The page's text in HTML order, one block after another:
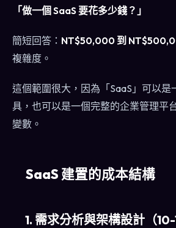
「做一個 SaaS 要花多少錢？」
簡短回答： NT$50,000 到
複雜度。
這個範圍很大，因為「SaaS」可以是
具，也可以是一個完整的企業管理平
變數。
SaaS 建置的成本結構
1. 需求分析與架構設計（10-